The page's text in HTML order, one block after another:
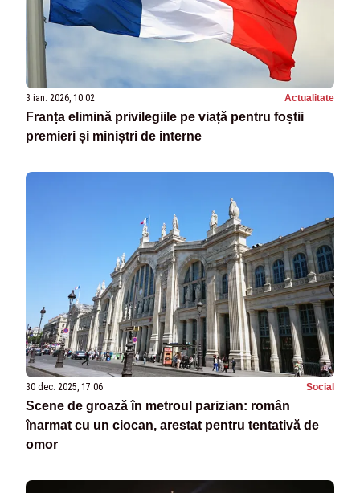
3 ian. 2026, 10:02 Actualitate
Franța elimină privilegiile pe viață pentru foștii
premieri și miniștri de interne
30 dec. 2025, 17:06 Social
Scene de groază în metroul parizian: român
înarmat cu un ciocan, arestat pentru tentativă de
omor